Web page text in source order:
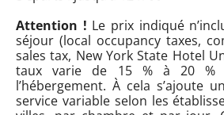
Attention ! Le prix indiqué
séjour (local occupancy taxes,
sales tax, New York State Hotel
taux varie de 15 % à 20
l’hébergement. À cela s’ajoute
service variable selon les